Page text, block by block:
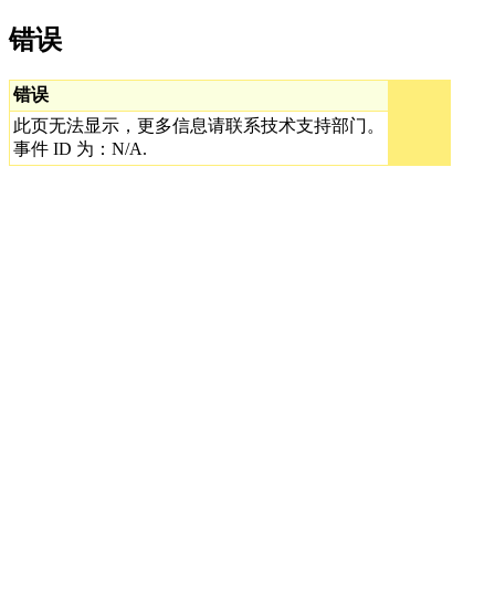
错误
错误
此页无法显示，更多信息请联系技术支持部门。
事件 ID 为：N/A.